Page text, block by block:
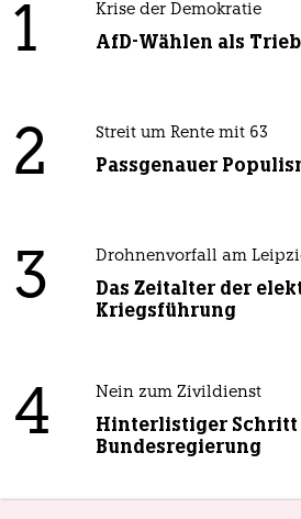
1 Krise der Demokratie
AfD-Wählen als
2 Streit um Rente mit 63
Passgenauer
3 Drohnenvorfall am
Das Zeitalter der
Kriegsführung
4 Nein zum Zivildienst
Hinterlistiger Schritt
Bundesregierung